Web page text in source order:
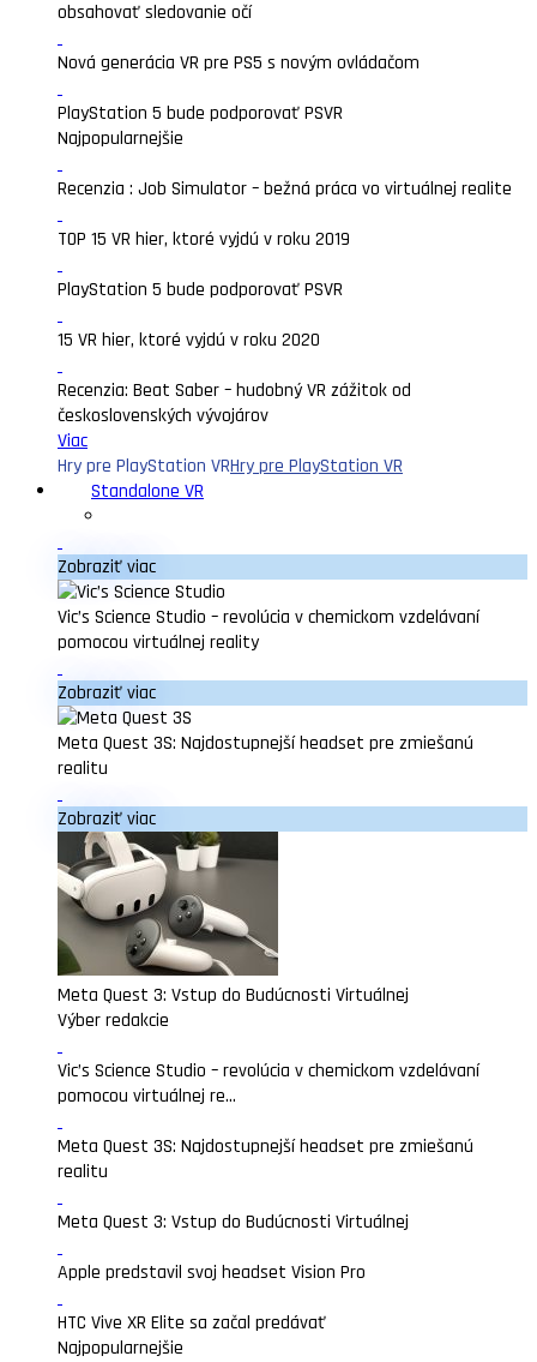
obsahovať sledovanie očí
Nová generácia VR pre PS5 s novým ovládačom
PlayStation 5 bude podporovať PSVR
Najpopularnejšie
Recenzia : Job Simulator – bežná práca vo virtuálnej realite
TOP 15 VR hier, ktoré vyjdú v roku 2019
PlayStation 5 bude podporovať PSVR
15 VR hier, ktoré vyjdú v roku 2020
Recenzia: Beat Saber – hudobný VR zážitok od
československých vývojárov
Viac
Hry pre PlayStation VRHry pre PlayStation VR
Standalone VR
Zobraziť viac
Vic’s Science Studio – revolúcia v chemickom vzdelávaní
pomocou virtuálnej reality
Zobraziť viac
Meta Quest 3S: Najdostupnejší headset pre zmiešanú
realitu
Zobraziť viac
Meta Quest 3: Vstup do Budúcnosti Virtuálnej
Výber redakcie
Vic’s Science Studio – revolúcia v chemickom vzdelávaní
pomocou virtuálnej re...
Meta Quest 3S: Najdostupnejší headset pre zmiešanú
realitu
Meta Quest 3: Vstup do Budúcnosti Virtuálnej
Apple predstavil svoj headset Vision Pro
HTC Vive XR Elite sa začal predávať
Najpopularnejšie